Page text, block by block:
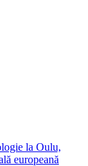
la Oulu,
europeană